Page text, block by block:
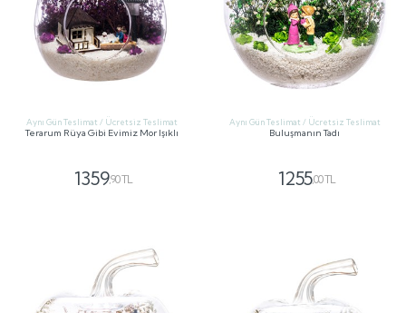
Aynı Gün Teslimat / Ücretsiz Teslimat
Terarum Rüya Gibi Evimiz Mor Işıklı
1359,90 TL
Aynı Gün Teslimat / Ücretsiz Teslimat
Buluşmanın Tadı
1255,00 TL